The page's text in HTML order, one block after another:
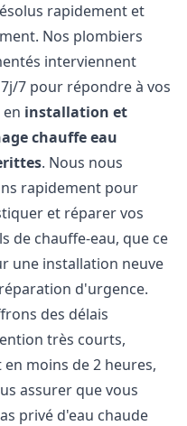
rapidement et
Nos plombiers
interviennent
7 pour répondre à vos
installation et
chauffe eau
. Nous nous
rapidement pour
et réparer vos
de chauffe-eau, que ce
une installation neuve
d'urgence.
des délais
très courts,
en moins de 2 heures,
assurer que vous
privé d'eau chaude